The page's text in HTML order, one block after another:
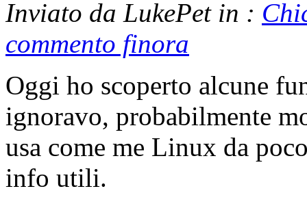
Inviato da LukePet in :
commento finora
Oggi ho scoperto alcune
ignoravo, probabilmente
usa come me Linux da
info utili.